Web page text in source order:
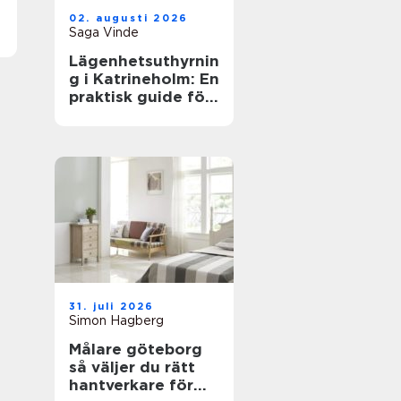
02. augusti 2026
Saga Vinde
Lägenhetsuthyrnin
g i Katrineholm: En
praktisk guide för
31. juli 2026
Simon Hagberg
Målare göteborg
så väljer du rätt
hantverkare för